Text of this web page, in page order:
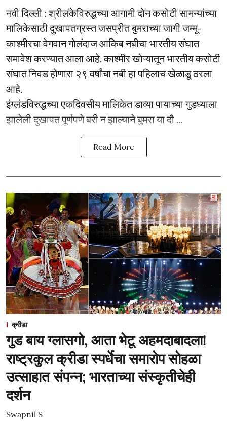
नवी दिल्ली : श्रीलंकेविरुद्धच्या आगामी दोन कसोटी सामन्यांच्या
मालिकेसाठी दुखापतग्रस्त जसप्रीत बुमराच्या जागी जम्मू-
काश्मीरचा वेगवान गोलंदाज आकिब नबीचा भारतीय संघात
समावेश करण्यात आला आहे. काश्मीर खोऱ्यातून भारतीय कसोटी
संघात निवड होणारा २९ वर्षांचा नबी हा पहिलाच खेळाडू ठरला
आहे.
इंग्लंडविरुद्धच्या एकदिवसीय मालिकेत डाव्या पायाच्या गुडघ्याला
झालेली दुखापत पूर्णपणे बरी न झाल्याने बुमरा या दौ ...
Read More
क्रीडा
गुड बाय ग्लासगो, आता भेटू अहमदाबादला!
राष्ट्रकुल क्रीडा स्पर्धेचा समारोप सोहळा
उत्साहात संपन्न; भारताच्या संस्कृतीचेही
दर्शन
Swapnil S